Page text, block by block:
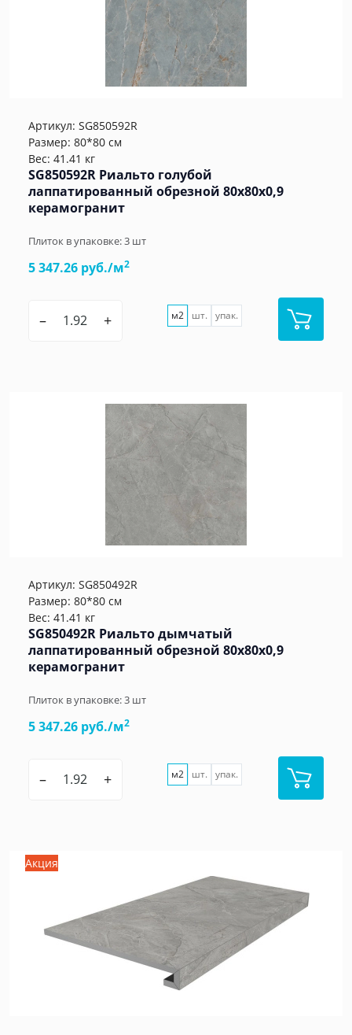
Артикул: SG850592R
Размер: 80*80 см
Вес: 41.41 кг
SG850592R Риальто голубой
лаппатированный обрезной 80x80x0,9
керамогранит
Плиток в упаковке:3 шт
5 347.26 руб./м2
– + м2 шт. упак.
Артикул: SG850492R
Размер: 80*80 см
Вес: 41.41 кг
SG850492R Риальто дымчатый
лаппатированный обрезной 80x80x0,9
керамогранит
Плиток в упаковке:3 шт
5 347.26 руб./м2
– + м2 шт. упак.
Акция